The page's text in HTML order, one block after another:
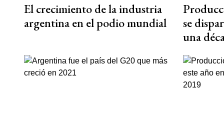
El crecimiento de la industria
argentina en el podio mundial
se
una